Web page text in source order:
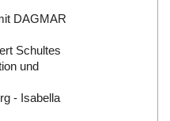
DAGMAR
Schultes
und
- Isabella